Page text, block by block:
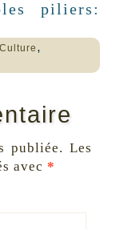
piliers:
Culture ,
publiée. Les
avec *